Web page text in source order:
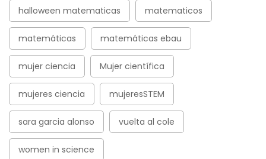
halloween matematicas matematicos
matemáticas matemáticas ebau
mujer ciencia Mujer científica
mujeres ciencia mujeresSTEM
sara garcia alonso vuelta al cole
women in science